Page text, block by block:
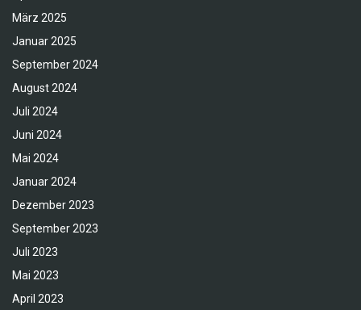
März 2025
Januar 2025
September 2024
August 2024
Juli 2024
Juni 2024
Mai 2024
Januar 2024
Dezember 2023
September 2023
Juli 2023
Mai 2023
April 2023